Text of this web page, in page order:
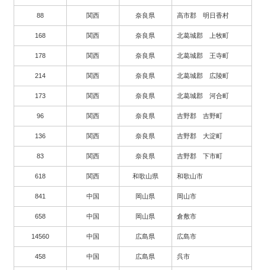
88 関西 奈良県 高市郡 明日香村
168 関西 奈良県 北葛城郡 上牧町
178 関西 奈良県 北葛城郡 王寺町
214 関西 奈良県 北葛城郡 広陵町
173 関西 奈良県 北葛城郡 河合町
96 関西 奈良県 吉野郡 吉野町
136 関西 奈良県 吉野郡 大淀町
83 関西 奈良県 吉野郡 下市町
618 関西 和歌山県 和歌山市
841 中国 岡山県 岡山市
658 中国 岡山県 倉敷市
14560 中国 広島県 広島市
458 中国 広島県 呉市